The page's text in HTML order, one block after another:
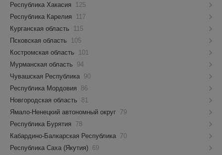
Республика Хакасия
125
Республика Карелия
117
Курганская область
115
Псковская область
105
Костромская область
101
Мурманская область
94
Чувашская Республика 90
Республика Мордовия
86
Новгородская область
81
Ямало-Ненецкий автономный округ 79
Республика Бурятия
78
Кабардино-Балкарская Республика 70
Республика Саха (Якутия) 69